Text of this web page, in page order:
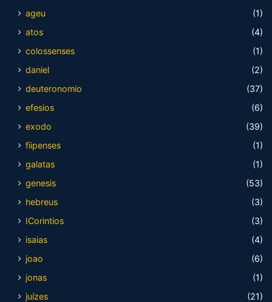
ageu
(1)
atos
(4)
colossenses
(1)
daniel
(2)
deuteronomio
(37)
efesios
(6)
exodo
(39)
fiipenses
(1)
galatas
(1)
genesis
(53)
hebreus
(3)
ICorintios
(3)
isaias
(4)
joao
(6)
jonas
(1)
juízes
(21)